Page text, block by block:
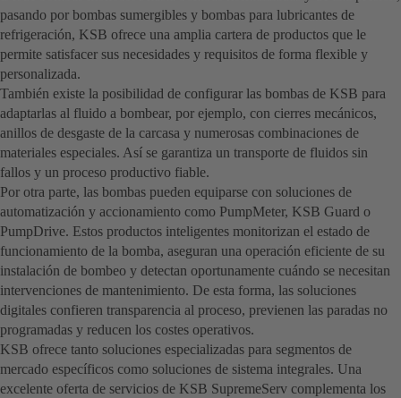
pasando por bombas sumergibles y bombas para lubricantes de
refrigeración, KSB ofrece una amplia cartera de productos que le
permite satisfacer sus necesidades y requisitos de forma flexible y
personalizada.
También existe la posibilidad de configurar las bombas de KSB para
adaptarlas al fluido a bombear, por ejemplo, con cierres mecánicos,
anillos de desgaste de la carcasa y numerosas combinaciones de
materiales especiales. Así se garantiza un transporte de fluidos sin
fallos y un proceso productivo fiable.
Por otra parte, las bombas pueden equiparse con soluciones de
automatización y accionamiento como PumpMeter, KSB Guard o
PumpDrive. Estos productos inteligentes monitorizan el estado de
funcionamiento de la bomba, aseguran una operación eficiente de su
instalación de bombeo y detectan oportunamente cuándo se necesitan
intervenciones de mantenimiento. De esta forma, las soluciones
digitales confieren transparencia al proceso, previenen las paradas no
programadas y reducen los costes operativos.
KSB ofrece tanto soluciones especializadas para segmentos de
mercado específicos como soluciones de sistema integrales. Una
excelente oferta de servicios de KSB SupremeServ complementa los